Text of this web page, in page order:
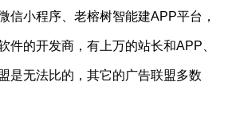
信小程序、老榕树智能建APP平台，
件的开发商，有上万的站长和APP、
是无法比的，其它的广告联盟多数